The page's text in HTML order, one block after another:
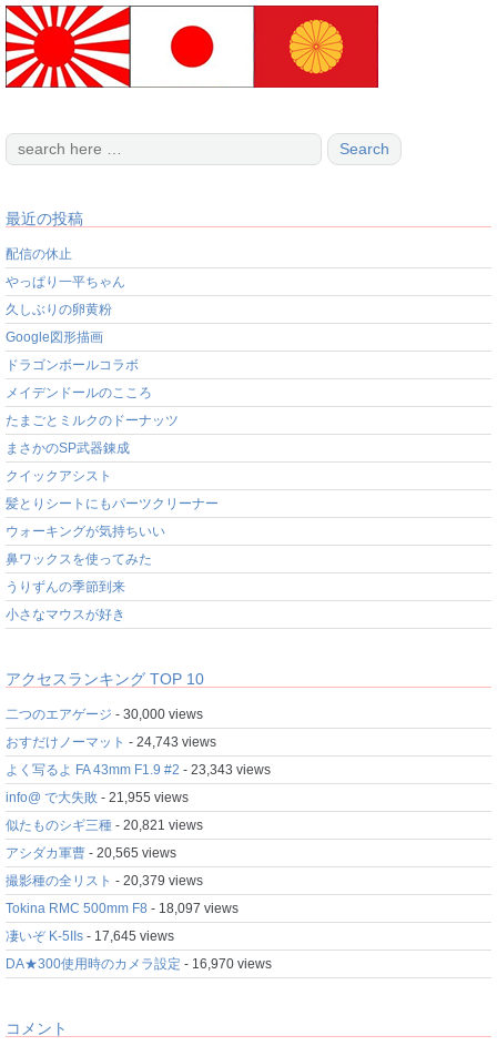
最近の投稿
配信の休止
やっぱり一平ちゃん
久しぶりの卵黄粉
Google図形描画
ドラゴンボールコラボ
メイデンドールのこころ
たまごとミルクのドーナッツ
まさかのSP武器錬成
クイックアシスト
髪とりシートにもパーツクリーナー
ウォーキングが気持ちいい
鼻ワックスを使ってみた
うりずんの季節到来
小さなマウスが好き
アクセスランキング TOP 10
二つのエアゲージ - 30,000 views
おすだけノーマット - 24,743 views
よく写るよ FA 43mm F1.9 #2 - 23,343 views
info@ で大失敗 - 21,955 views
似たものシギ三種 - 20,821 views
アシダカ軍曹 - 20,565 views
撮影種の全リスト - 20,379 views
Tokina RMC 500mm F8 - 18,097 views
凄いぞ K-5IIs - 17,645 views
DA★300使用時のカメラ設定 - 16,970 views
コメント